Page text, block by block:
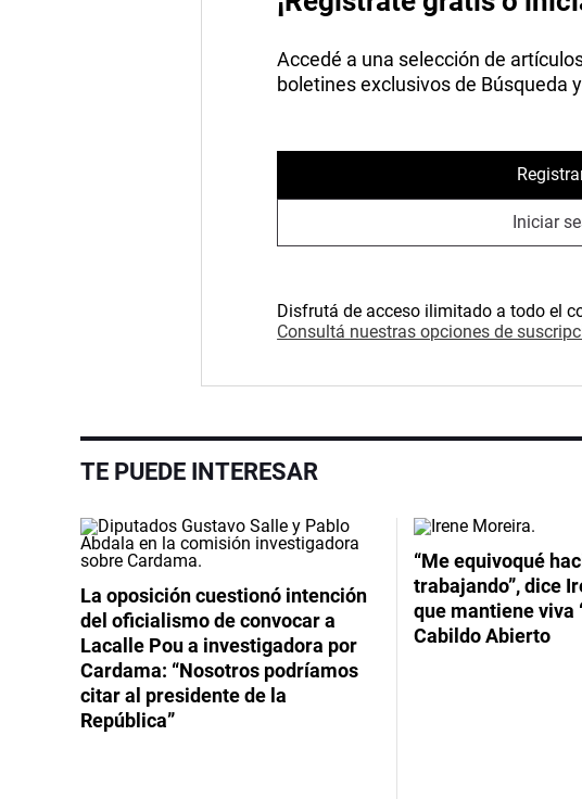
Accedé a una selección de
boletines exclusivos de Búsqueda
Iniciar
Disfrutá de acceso ilimitado a todo el
Consultá nuestras opciones de
TE PUEDE INTERESAR
La oposición cuestionó intención
del oficialismo de convocar a
Lacalle Pou a investigadora por
Cardama: “Nosotros podríamos
citar al presidente de la
República”
“Me equivoqué
trabajando”, dice
que mantiene viva
Cabildo Abierto